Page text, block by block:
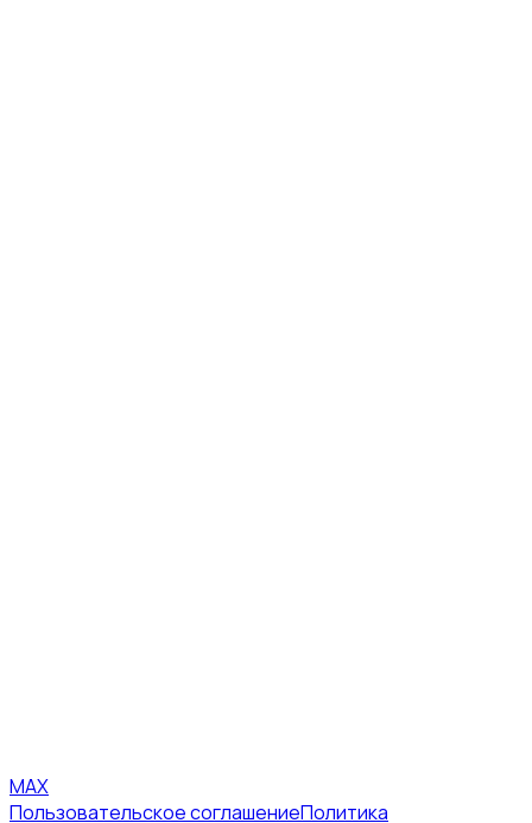
MAX
Пользовательское соглашениеПолитика